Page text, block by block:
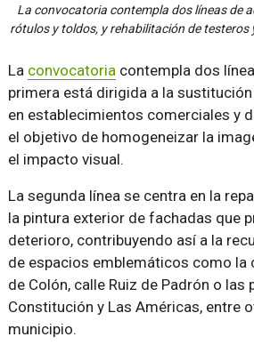
La convocatoria contempla dos líneas de
rótulos y toldos, y rehabilitación de
La convocatoria contempla dos
primera está dirigida a la
en establecimientos comerciales y
el objetivo de homogeneizar la
el impacto visual.
La segunda línea se centra en la
la pintura exterior de fachadas que
deterioro, contribuyendo así a la
de espacios emblemáticos como la
de Colón, calle Ruiz de Padrón o las
Constitución y Las Américas, entre
municipio.